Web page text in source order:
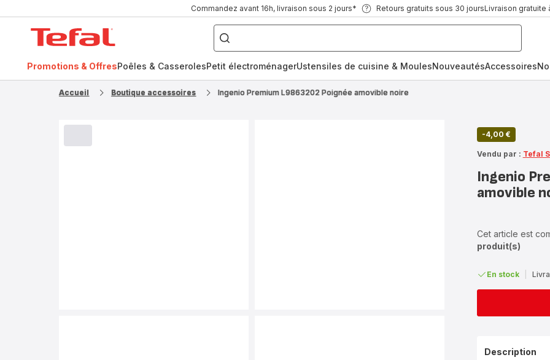
Commandez avant 16h, livraison sous 2 jours* Retours gratuits sous 30 joursLivraison gratuite
Que
recherchez-
vous
Promotions & OffresPoêles & CasserolesPetit électroménagerUstensiles de cuisine & MoulesNouveautésAccessoires
Accueil Boutique accessoires Ingenio Premium L9863202 Poignée amovible noire
-4,00 €
Vendu par : Tefal
Ingenio
amovible
Cet article est
produit(s)
En stock
Description